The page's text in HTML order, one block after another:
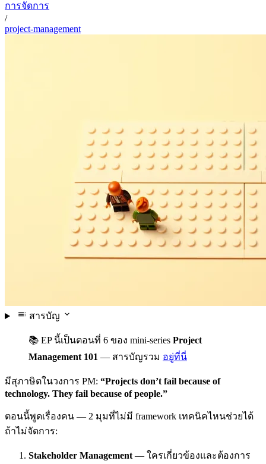
การจัดการ
/
project-management
สารบัญ
📚 EP นี้เป็นตอนที่ 6 ของ mini-series Project
Management 101 — สารบัญรวม อยู่ที่นี่
มีสุภาษิตในวงการ PM: “Projects don’t fail because of
technology. They fail because of people.”
ตอนนี้พูดเรื่องคน — 2 มุมที่ไม่มี framework เทคนิคไหนช่วยได้
ถ้าไม่จัดการ:
Stakeholder Management — ใครเกี่ยวข้องและต้องการ